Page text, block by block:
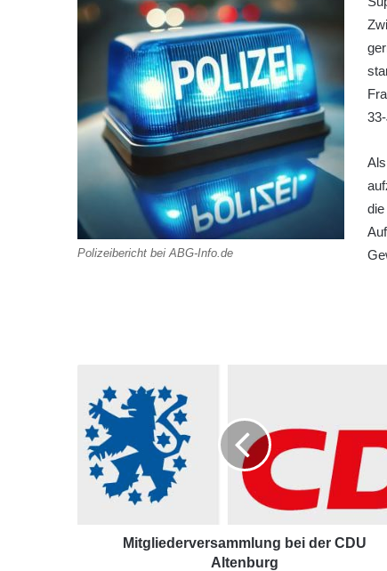
Polizeibericht bei ABG-Info.de
Mitgliederversammlung bei der CDU
Altenburg